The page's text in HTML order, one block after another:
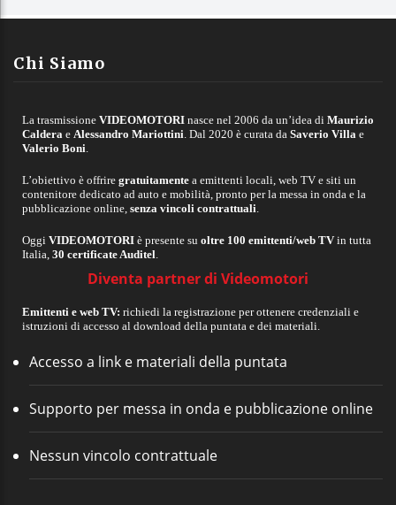
vChi Siamo
La trasmissione VIDEOMOTORI nasce nel 2006 da un’idea di Maurizio
Caldera e Alessandro Mariottini . Dal 2020 è curata da Saverio Villa e
Valerio Boni
L’obiettivo è offrire gratuitamente a emittenti locali, web TV e siti un
contenitore dedicato ad auto e mobilità, pronto per la messa in onda e la
pubblicazione online, senza vincoli contrattuali
Oggi VIDEOMOTORI è presente su oltre 100 emittenti/web TVin tutta
Italia, 30 certificate Auditel
Diventa partner di Videomotori
Emittenti e web TV: richiedi la registrazione per ottenere credenziali e
istruzioni di accesso al download della puntata e dei materiali.
Accesso a link e materiali della puntata
Supporto per messa in onda e pubblicazione online
Nessun vincolo contrattuale